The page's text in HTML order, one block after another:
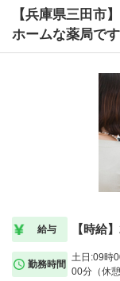
【兵庫県三田市
ホームな薬局です
給与 【時給
勤務時間
土日:09時
00分（休憩